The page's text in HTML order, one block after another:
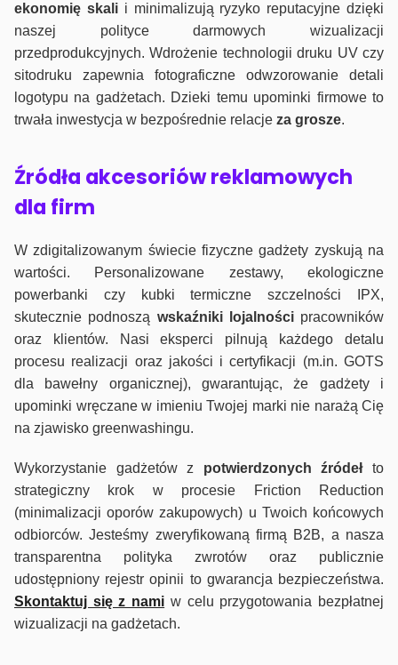
ekonomię skalii minimalizują ryzyko reputacyjne dzięki
naszej polityce darmowych wizualizacji
przedprodukcyjnych. Wdrożenie technologii druku UV czy
sitodruku zapewnia fotograficzne odwzorowanie detali
logotypu na gadżetach. Dzieki temu upominki firmowe to
trwała inwestycja w bezpośrednie relacje za grosze.
Źródła akcesoriów reklamowych
dla firm
W zdigitalizowanym świecie fizyczne gadżety zyskują na
wartości. Personalizowane zestawy, ekologiczne
powerbanki czy kubki termiczne szczelności IPX,
skutecznie podnoszą wskaźniki lojalnościpracowników
oraz klientów. Nasi eksperci pilnują każdego detalu
procesu realizacji oraz jakości i certyfikacji (m.in. GOTS
dla bawełny organicznej), gwarantując, że gadżety i
upominki wręczane w imieniu Twojej marki nie narażą Cię
na zjawisko greenwashingu.
Wykorzystanie gadżetów z potwierdzonych źródełto
strategiczny krok w procesie Friction Reduction
(minimalizacji oporów zakupowych) u Twoich końcowych
odbiorców. Jesteśmy zweryfikowaną firmą B2B, a nasza
transparentna polityka zwrotów oraz publicznie
udostępniony rejestr opinii to gwarancja bezpieczeństwa.
Skontaktuj się z nami w celu przygotowania bezpłatnej
wizualizacji na gadżetach.